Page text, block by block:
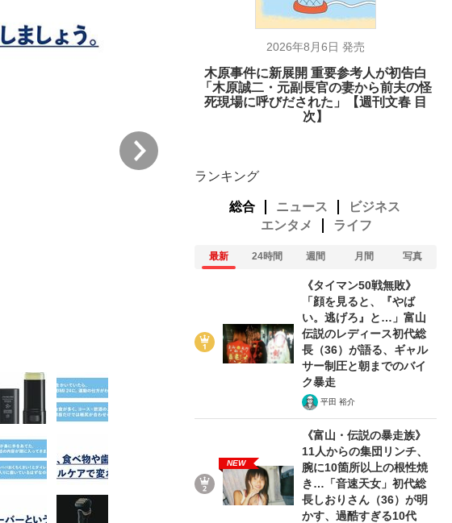
25/32
2026年8月6日 発売
木原事件に新展開 重要参考人が初告白
「木原誠二・元副長官の妻から前夫の怪
死現場に呼びだされた」【週刊文春 目
次】
ランキング
総合 ニュース
ビジネス
エンタメ
ライフ
最新 24時間 週間 月間 写真
《タイマン50戦無敗》
「顔を見ると、『やば
い。逃げろ』と…」富山
伝説のレディース初代総
長（36）が語る、ギャル
サー制圧と朝までのバイ
ク暴走
平田 裕介
NEW
《富山・伝説の暴走族》
11人からの集団リンチ、
腕に10箇所以上の根性焼
き…「音速天女」初代総
長しおりさん（36）が明
かす、過酷すぎる10代